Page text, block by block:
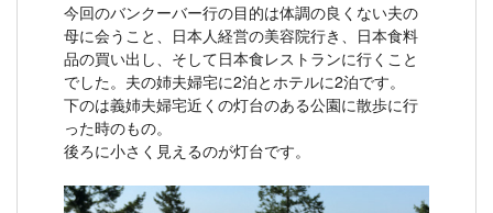
今回のバンクーバー行の目的は体調の良くない夫の
母に会うこと、日本人経営の美容院行き、日本食料
品の買い出し、そして日本食レストランに行くこと
でした。夫の姉夫婦宅に2泊とホテルに2泊です。
下のは義姉夫婦宅近くの灯台のある公園に散歩に行
った時のもの。
後ろに小さく見えるのが灯台です。